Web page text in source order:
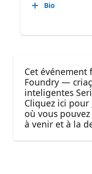
Bio
Cet
Foundry —
inteligentes
Cliquez ici pour
où vous
à venir et à la